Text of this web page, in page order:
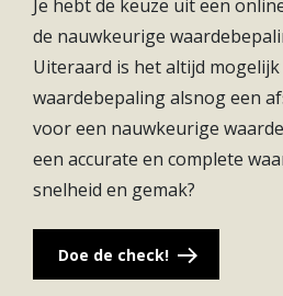
boodschap? Dat doe je in
sportverenigingen dichtbij.
Je hebt de keuze uit een
de nauwkeurige
Uiteraard is het altijd
waardebepaling alsnog een
voor een nauwkeurige
een accurate en complete
snelheid en gemak?
Doe de check!